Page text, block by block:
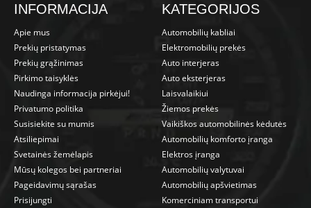
INFORMACIJA
Apie mus
Prekių pristatymas
Prekių grąžinimas
Pirkimo taisyklės
Naudinga informacija pirkėjui!
Privatumo politika
Susisiekite su mumis
Atsiliepimai
Svetainės žemėlapis
Mūsų kolegos bei partneriai
Pageidavimų sąrašas
Prisijungti
KATEGORIJOS
Automobilių kabliai
Elektromobilių prekės
Auto interjeras
Auto eksterjeras
Laisvalaikiui
Žiemos prekės
Vaikiškos automobilinės kėdutės
Automobilių komforto įranga
Elektros įranga
Automobilių valytuvai
Automobilių apšvietimas
Komerciniam transportui